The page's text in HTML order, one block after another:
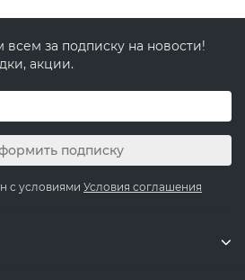
за подписку на новости!
акции.
подписку
с условиями Условия соглашения